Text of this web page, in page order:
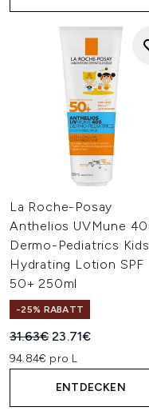
La Roche-Posay
Anthelios UVMune
Dermo-Pediatrics Kids
Hydrating Lotion SPF
50+ 250ml
-25% RABATT
Unverbindliche
31.63€Aktueller Preis:
23.71€
94.84€ pro L
ENTDECKEN